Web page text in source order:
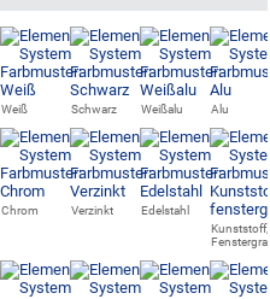
Weiß Schwarz Weißalu Alu
Chrom Verzinkt
Edelstahl
Kunststoff,
Fenstergrau